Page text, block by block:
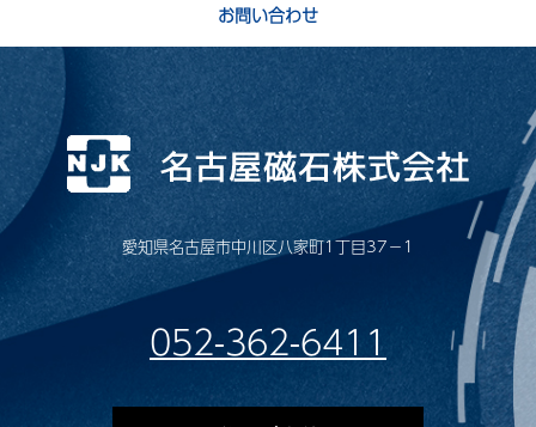
お問い合わせ
愛知県名古屋市中川区八家町1丁目37−1
052-362-6411